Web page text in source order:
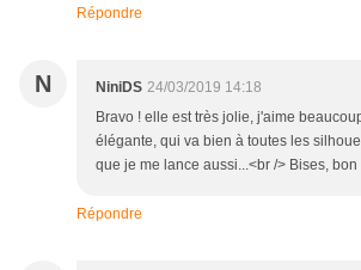
Répondre
N NiniDS 24/03/2019 14:18
Bravo ! elle est très jolie, j'aime
élégante, qui va bien à toutes les
que je me lance aussi...<br /> Bises,
Répondre